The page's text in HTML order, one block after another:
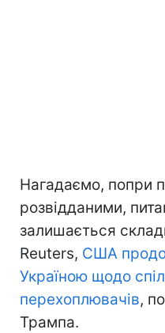
Нагадаємо, попри
розвідданими,
залишається
Reuters, США
Україною щодо
перехоплювачів,
Трампа.